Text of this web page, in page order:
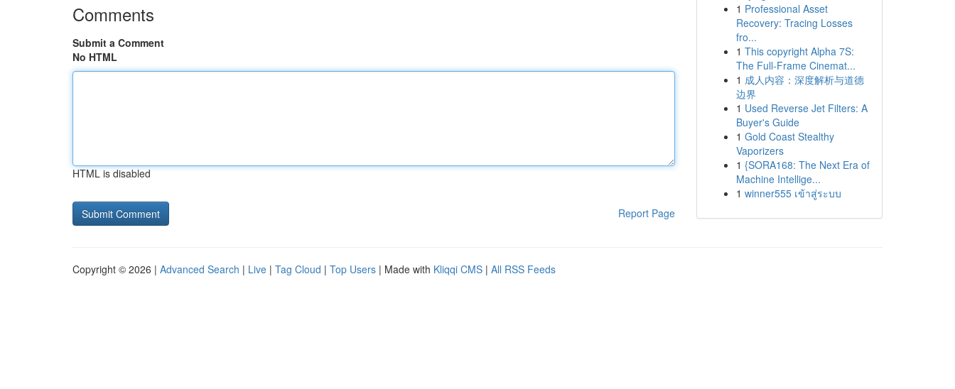
Comments
Submit a Comment
No HTML
HTML is disabled
Report Page
1 Professional Asset
Recovery: Tracing Losses
fro...
1 This copyright Alpha 7S:
The Full-Frame Cinemat...
1 成人内容：深度解析与道德
边界
1 Used Reverse Jet Filters: A
Buyer's Guide
1 Gold Coast Stealthy
Vaporizers
1 {SORA168: The Next Era of
Machine Intellige...
1 winner555 เข้าสู่ระบบ
Copyright © 2026 | Advanced Search | Live | Tag Cloud | Top Users | Made with Kliqqi CMS | All RSS Feeds